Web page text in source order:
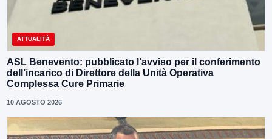
ATTUALITÀ
ASL Benevento: pubblicato l’avviso per il conferimento
dell’incarico di Direttore della Unità Operativa
Complessa Cure Primarie
10 AGOSTO 2026